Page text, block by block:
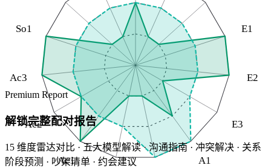
E1
E2
E3
A1
Ac1
Ac2
Ac3
So1
Premium Report
解锁完整配对报告
15 维度雷达对比 · 五大模型解读 · 沟通指南 · 冲突解决 · 关系
阶段预测 · 吵架清单 · 约会建议